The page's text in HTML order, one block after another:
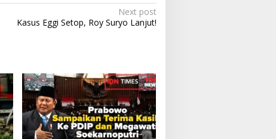
Next post
Kasus Eggi Setop, Roy Suryo Lanjut!